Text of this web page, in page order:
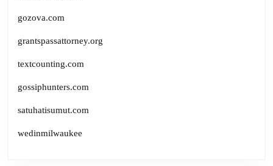
gozova.com
grantspassattorney.org
textcounting.com
gossiphunters.com
satuhatisumut.com
wedinmilwaukee